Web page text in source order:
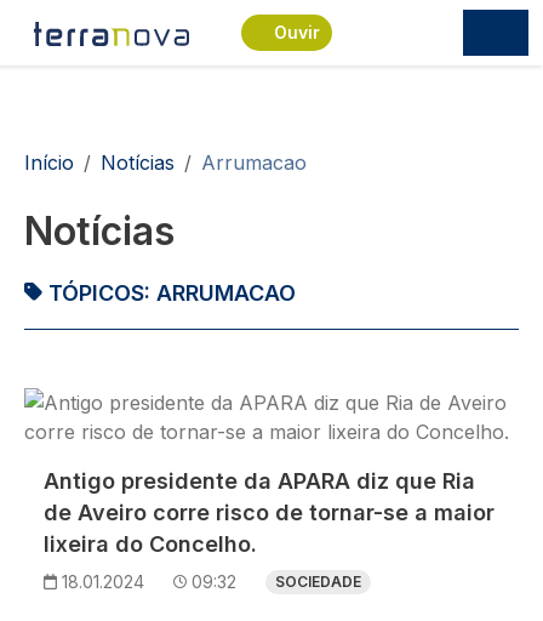
Passar para o conteúdo principal
Ouvir
Navegação estrutural
Início Notícias Arrumacao
Notícias
TÓPICOS: ARRUMACAO
Imagem
Antigo presidente da APARA diz que Ria
de Aveiro corre risco de tornar-se a maior
lixeira do Concelho.
18.01.2024 09:32 SOCIEDADE